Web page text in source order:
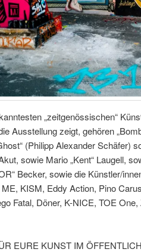
„zeitgenössischen“
Ausstellung zeigt, gehören
(Philipp Alexander Schäfer)
sowie Mario „Kent“ Laugell,
Becker, sowie die Künstler/
KISM, Eddy Action, Pino
Fatal, Döner, K-NICE, TOE
EURE KUNST IM